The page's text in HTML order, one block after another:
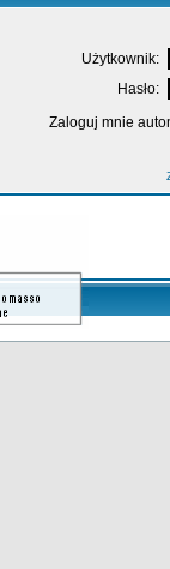
Użytkownik:
Hasło:
Zaloguj mnie